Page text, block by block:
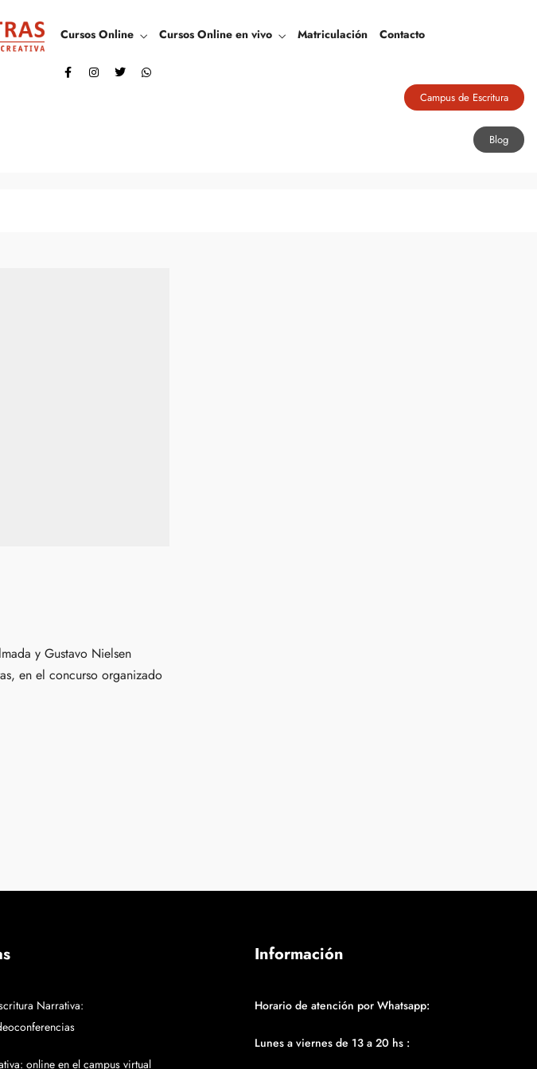
Cursos Online Cursos Online en vivo Matriculación Contacto
Campus de Escritura
Blog
y Gustavo Nielsen
en el concurso organizado
Narrativa:
online en el campus virtual
Información
Horario de atención por Whatsapp:
Lunes a viernes de 13 a 20 hs :